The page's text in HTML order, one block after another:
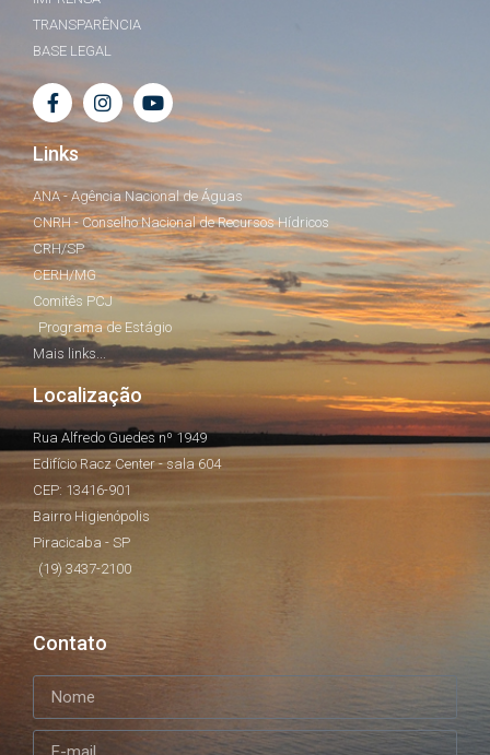
TRANSPARÊNCIA
BASE LEGAL
Links
ANA - Agência Nacional de Águas
CNRH - Conselho Nacional de Recursos Hídricos
CRH/SP
CERH/MG
Comitês PCJ
Programa de Estágio
Mais links...
Localização
Rua Alfredo Guedes nº 1949
Edifício Racz Center - sala 604
CEP: 13416-901
Bairro Higienópolis
Piracicaba - SP
(19) 3437-2100
Contato